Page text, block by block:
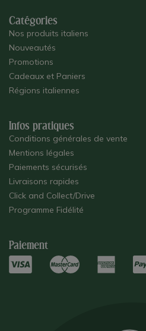
Catégories
Nos produits italiens
Nouveautés
Promotions
Cadeaux et Paniers
Régions italiennes
Infos pratiques
Conditions générales de vente
Mentions légales
Paiements sécurisés
Livraisons rapides
Click and Collect/Drive
Programme Fidélité
Paiement